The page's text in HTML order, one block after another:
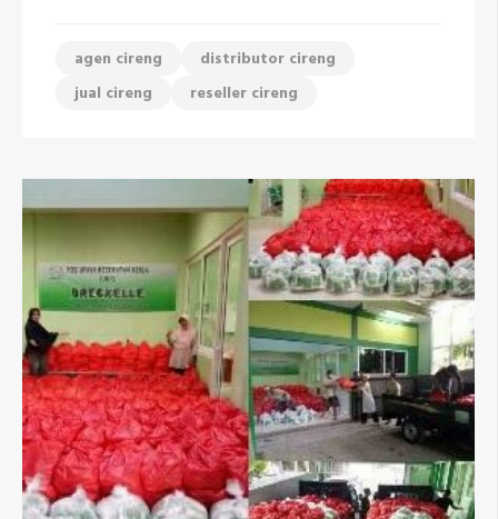
agen cireng
distributor cireng
jual cireng
reseller cireng